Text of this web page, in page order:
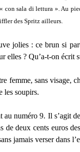
con sala di lettura ». Au
des Spritz ailleurs.
jolies : ce brun si
elles ? Qu’a-t-on écrit
femme, sans visage,
les soupirs.
au numéro 9. Il s’agit
deux cents euros
jamais verser dans